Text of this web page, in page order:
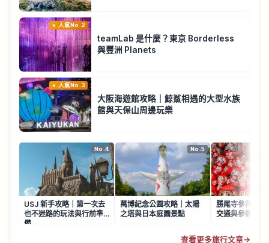
人氣No.2
teamLab 是什麼？東京 Borderless
與豐洲 Planets
人氣No.3
大阪海遊館攻略｜鯨鯊相遇的大型水族
館與天保山周邊玩樂
No.4
USJ 新手攻略｜第一次去
也不迷路的玩法與行前準
備
No.5
萬博紀念公園攻略｜太陽
之塔與日本庭園景點
勝尾寺參拜攻略
交通與參觀重點
查看更多旅行文章→